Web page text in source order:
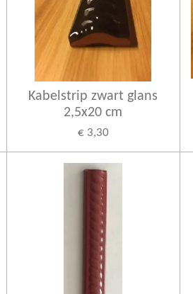
Kabelstrip zwart glans
2,5x20 cm
€ 3,30